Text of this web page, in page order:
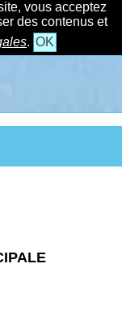
vous acceptez
des contenus et
. OK